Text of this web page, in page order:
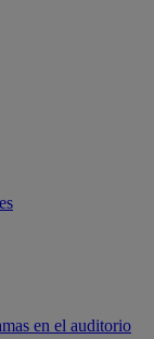
en el auditorio